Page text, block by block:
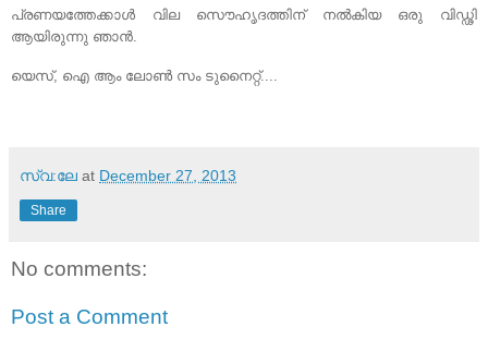
പ്രണയത്തേക്കാള്‍ വില സൌഹൃദത്തിന് നല്‍കിയ ഒരു വിഡ്ഢി
ആയിരുന്നു ഞാന്‍.
യെസ്, ഐ ആം ലോണ്‍ സം ടുനൈറ്റ്....
സ്വ:ലേ at December 27, 2013
Share
No comments:
Post a Comment